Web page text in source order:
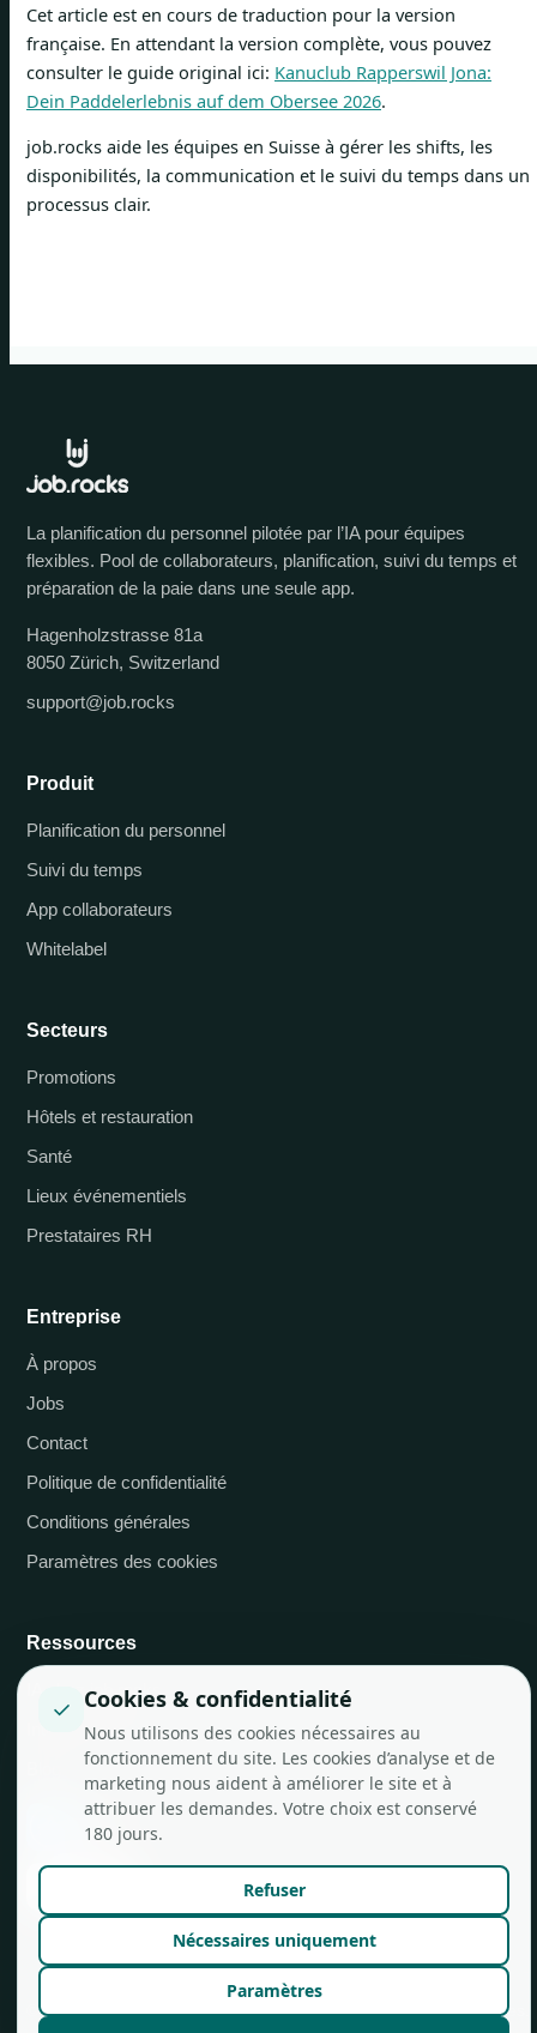
Cet article est en cours de traduction pour la version
française. En attendant la version complète, vous pouvez
consulter le guide original ici: Kanuclub Rapperswil Jona:
Dein Paddelerlebnis auf dem Obersee 2026.
job.rocks aide les équipes en Suisse à gérer les shifts, les
disponibilités, la communication et le suivi du temps dans un
processus clair.
La planification du personnel pilotée par l’IA pour équipes
flexibles. Pool de collaborateurs, planification, suivi du temps et
préparation de la paie dans une seule app.
Hagenholzstrasse 81a
8050 Zürich, Switzerland
support@job.rocks
Produit
Planification du personnel
Suivi du temps
App collaborateurs
Whitelabel
Secteurs
Promotions
Hôtels et restauration
Santé
Lieux événementiels
Prestataires RH
Entreprise
À propos
Jobs
Contact
Politique de confidentialité
Conditions générales
Paramètres des cookies
Ressources
IA chez job.rocks
Intégrations API
© job.rocks AG Conçu à Zurich pour les équipes flexibles.
✓ Cookies & confidentialité
Nous utilisons des cookies nécessaires au
fonctionnement du site. Les cookies d’analyse et de
marketing nous aident à améliorer le site et à
attribuer les demandes. Votre choix est conservé
180 jours.
Refuser
Nécessaires uniquement
Paramètres